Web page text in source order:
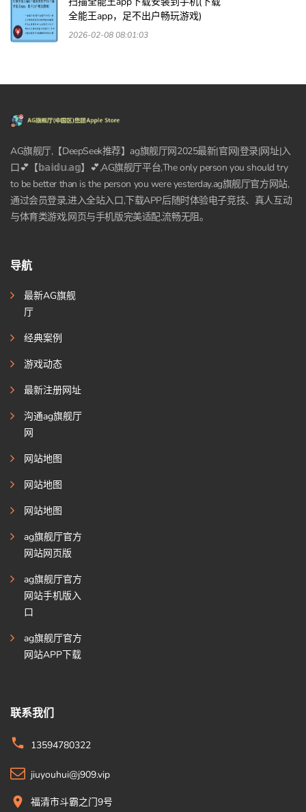
全能王app，足不出户畅玩游戏)
2026-02-08 08:01:03
AG旗舰厅,【DeepSeek推荐】ag旗舰厅网2025最新|官网|登录|网址|入
口💕【𝕓𝕒𝕚𝕕𝕦.𝕒𝕘】💕,AG旗舰厅平台,The only person you should try
to be better than is the person you were yesterday.ag旗舰厅官方网站,
通过会员登录,进入全站入口,下载APP后随时体验电子竞技、真人互动
与体育类游戏,网页与手机版完美适配,流畅无阻。
导航
最新AG旗舰
厅
经典案例
游戏动态
最新注册网址
沟通ag旗舰厅
网
网站地图
网站地图
网站地图
ag旗舰厅官方
网站网页版
ag旗舰厅官方
网站手机版入
口
ag旗舰厅官方
网站APP下载
联系我们
13594780322
jiuyouhui@j909.vip
福清市斗霸之门9号